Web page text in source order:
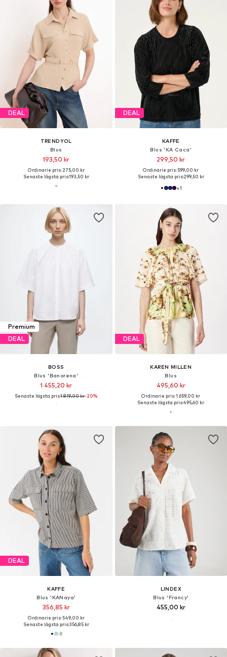
DEAL
TRENDYOL
Blus
193,50 kr
Ordinarie pris: 275,00 kr
Senaste lägsta pris:193,50 kr
DEAL
KAFFE
Blus 'KA Caca'
299,50 kr
Ordinarie pris: 599,00 kr
Senaste lägsta pris:299,50 kr
+1
Premium
DEAL
BOSS
Blus 'Banorena'
1 455,20 kr
Senaste lägsta pris:1 819,00 kr-20%
DEAL
KAREN MILLEN
Blus
495,60 kr
Ordinarie pris: 1 659,00 kr
Senaste lägsta pris:495,60 kr
DEAL
KAFFE
Blus 'KANaya'
356,85 kr
Ordinarie pris: 549,00 kr
Senaste lägsta pris:356,85 kr
LINDEX
Blus 'Francy'
455,00 kr